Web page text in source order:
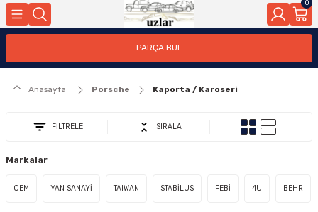
Geri Dön
0
PARÇA BUL
Anasayfa Porsche Kaporta / Karoseri
FİLTRELE SIRALA
Markalar
OEM YAN SANAYİ TAIWAN STABİLUS FEBİ 4U BEHR